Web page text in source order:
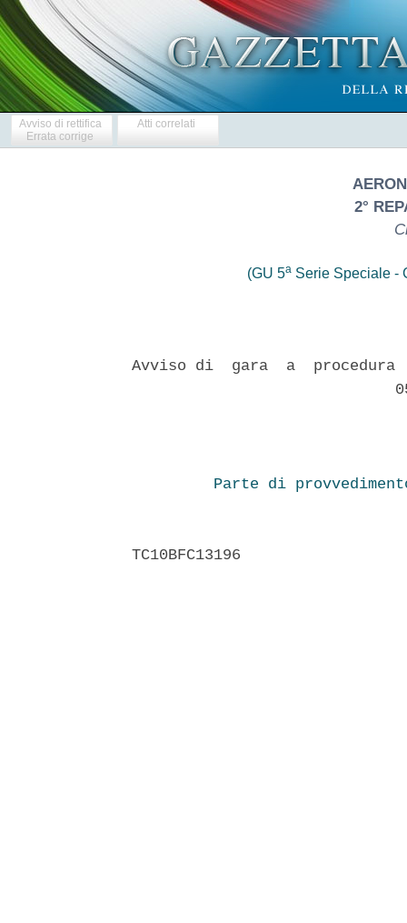
Avviso di rettifica
Errata corrige
Atti correlati
2°
(GU 5a Serie Speciale -
Avviso di  gara  a
Parte di